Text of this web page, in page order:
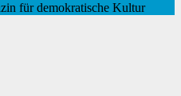
für demokratische Kultur